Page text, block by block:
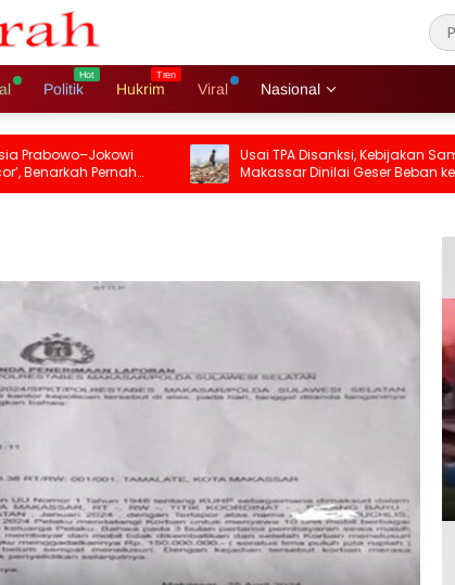
Politik Hukrim Viral Nasional
Pernah
Usai TPA Disanksi, Kebijakan Sampah
Makassar Dinilai Geser Beban ke
Masyarakat